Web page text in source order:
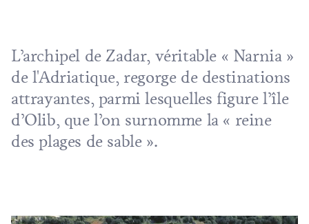
L’archipel deZadar, véritable « Narnia »
de l'Adriatique, regorge de destinations
attrayantes, parmi lesquelles figure l’île
d’Olib, que l’on surnomme la « reine
des plages de sable ».